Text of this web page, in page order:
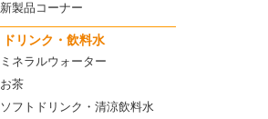
新製品コーナー
ドリンク・飲料水
ミネラルウォーター
お茶
ソフトドリンク・清涼飲料水